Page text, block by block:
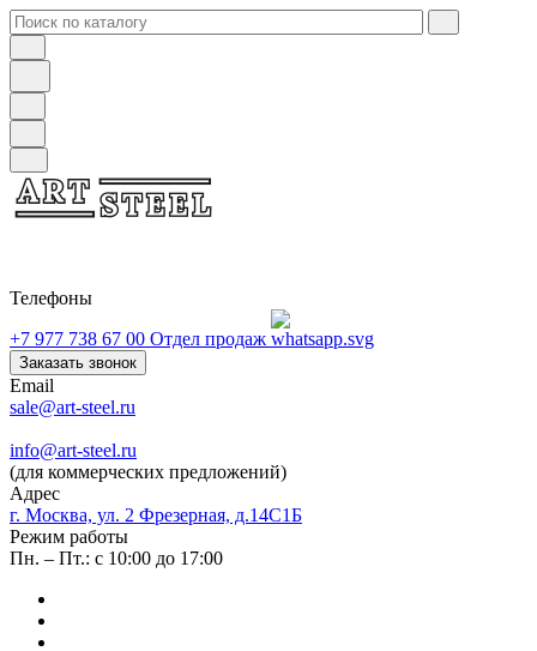
Телефоны
+7 977 738 67 00 Отдел продаж
Заказать звонок
Email
sale@art-steel.ru
info@art-steel.ru
(для коммерческих предложений)
Адрес
г. Москва, ул. 2 Фрезерная, д.14С1Б
Режим работы
Пн. – Пт.: с 10:00 до 17:00